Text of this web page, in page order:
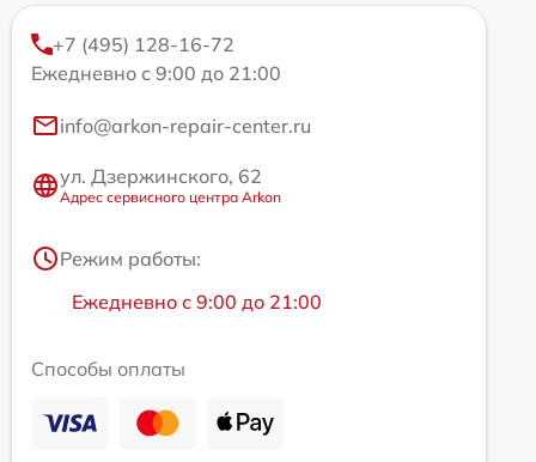
+7 (495) 128-16-72
Ежедневно с 9:00 до 21:00
info@arkon-repair-center.ru
ул. Дзержинского, 62
Адрес сервисного центра Arkon
Режим работы:
Ежедневно с 9:00 до 21:00
Способы оплаты